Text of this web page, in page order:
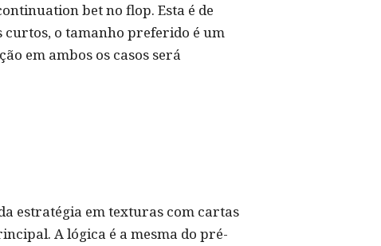
bet no flop. Esta é de
curtos, o tamanho preferido é um
em ambos os casos será
estratégia em texturas com cartas
A lógica é a mesma do pré-